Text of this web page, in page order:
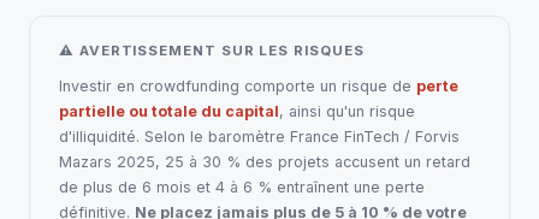
⚠ AVERTISSEMENT SUR LES RISQUES
Investir en crowdfunding comporte un risque de perte
partielle ou totale du capital, ainsi qu'un risque
d'illiquidité. Selon le baromètre France FinTech / Forvis
Mazars 2025, 25 à 30 % des projets accusent un retard
de plus de 6 mois et 4 à 6 % entraînent une perte
définitive. Ne placez jamais plus de 5 à 10 % de votre